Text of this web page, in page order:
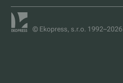
© Ekopress, s.r.o. 1992–2026